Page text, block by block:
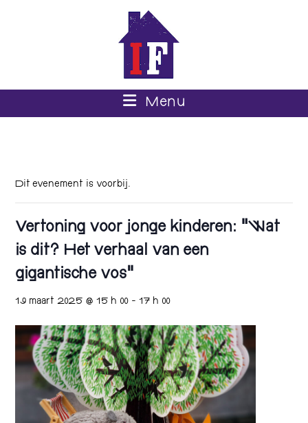
Menu
Dit evenement is voorbij.
Vertoning voor jonge kinderen: “Wat
is dit? Het verhaal van een
gigantische vos”
19 maart 2025 @ 15 h 00 -17 h 00